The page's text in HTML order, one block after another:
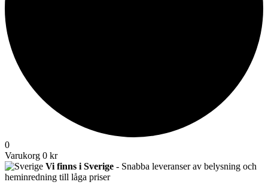
0
Varukorg 0 kr
Vi finns i Sverige - Snabba leveranser av belysning och
heminredning till låga priser